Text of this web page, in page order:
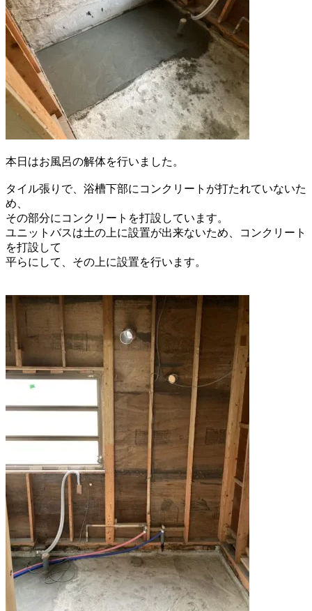
本日はお風呂の解体を行いました。
タイル張りで、浴槽下部にコンクリートが打たれていないた
め、
その部分に コンクリートを打設しています。
ユニットバスは土の上に設置が出来ないため、コンクリート
を打設して
平らにして、その上に設置を行います。